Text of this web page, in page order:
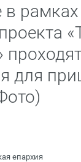
в рамках
для
епархия